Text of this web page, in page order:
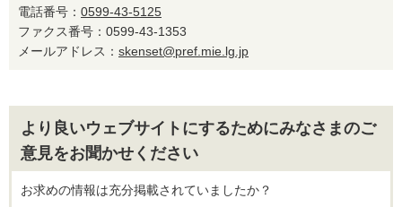
電話番号： 0599-43-5125
ファクス番号：0599-43-1353
メールアドレス： skenset@pref.mie.lg.jp
より良いウェブサイトにするためにみなさまのご
意見をお聞かせください
お求めの情報は充分掲載されていましたか？